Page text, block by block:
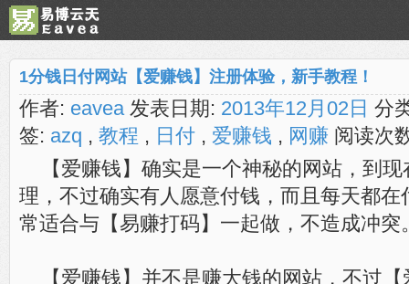
1分钱日付网站【爱赚钱】注册体验，新手教程！
作者: eavea发表日期: 2013年12月02日 分
签: azq , 教程 , 日付 , 爱赚钱 , 网赚 阅读次
【爱赚钱】确实是一个神秘的网站，到
理，不过确实有人愿意付钱，而且每天都
常适合与【易赚打码】一起做，不造成冲突
【爱赚钱】并不是赚大钱的网站，不过